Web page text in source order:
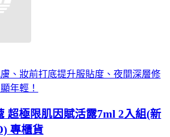
、妝前打底提升服貼度、夜間深層修
年輕！
超極限肌因賦活露7ml 2入組(新
專櫃貨